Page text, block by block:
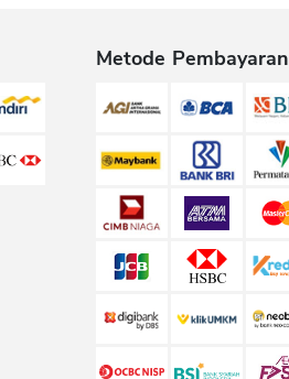
Metode Pembayaran